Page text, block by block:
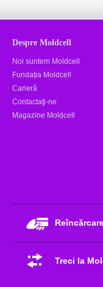
Despre Moldcell
Noi suntem Moldcell
Fundația Moldcell
Carieră
Contactaţi-ne
Magazine Moldcell
Treci la